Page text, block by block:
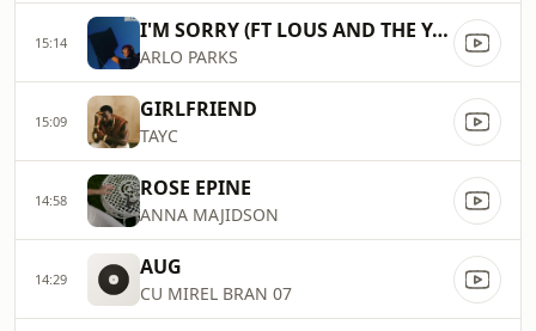
15:14 I'M SORRY (FT LOUS AND THE YAKUZA)
ARLO PARKS
15:09 GIRLFRIEND
TAYC
14:58 ROSE EPINE
ANNA MAJIDSON
14:29 AUG
CU MIREL BRAN 07